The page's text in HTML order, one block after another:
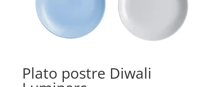
Plato postre Diwali